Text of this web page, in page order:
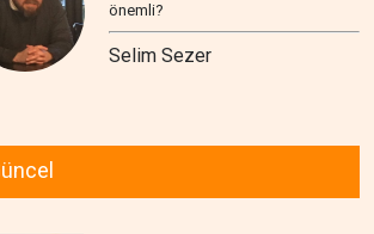
önemli?
Selim Sezer